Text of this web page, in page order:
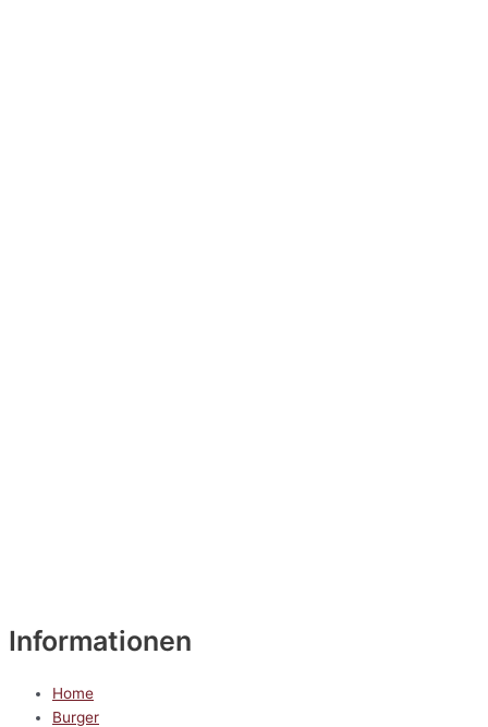
Informationen
Home
Burger